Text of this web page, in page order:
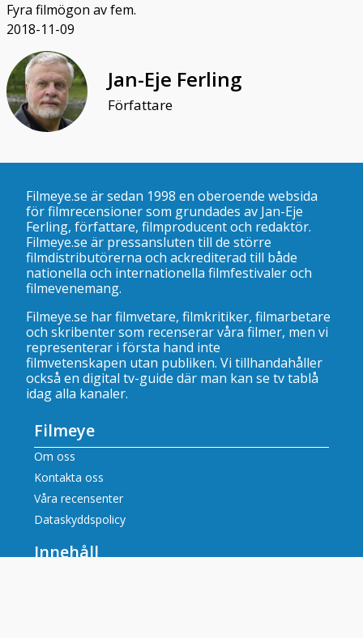
Fyra filmögon av fem.
2018-11-09
Jan-Eje Ferling
Författare
Filmeye.se är sedan 1998 en oberoende websida
för filmrecensioner som grundades av Jan-Eje
Ferling, författare, filmproducent och redaktör.
Filmeye.se är pressansluten till de större
filmdistributörerna och ackrediterad till både
nationella och internationella filmfestivaler och
filmevenemang.
Filmeye.se har filmvetare, filmkritiker, filmarbetare
och skribenter som recenserar våra filmer, men vi
representerar i första hand inte
filmvetenskapen utan publiken. Vi tillhandahåller
också en digital tv-guide där man kan se tv tablå
idag alla kanaler.
Filmeye
Om oss
Kontakta oss
Våra recensenter
Dataskyddspolicy
Innehåll